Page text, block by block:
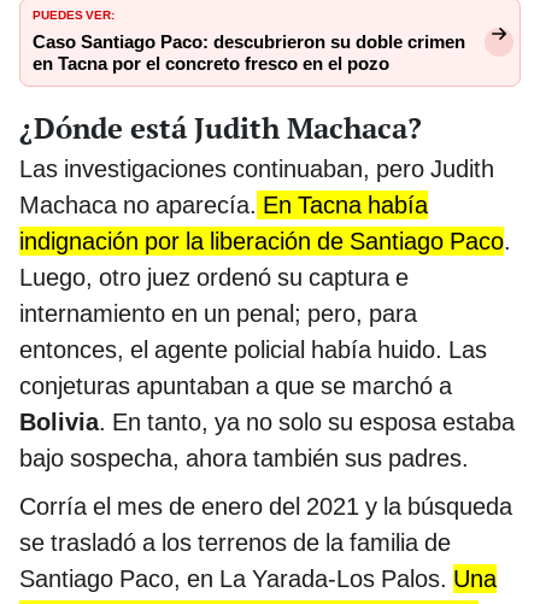
PUEDES VER:
Caso Santiago Paco: descubrieron su doble crimen
en Tacna por el concreto fresco en el pozo
¿Dónde está Judith Machaca?
Las investigaciones continuaban, pero Judith
Machaca no aparecía. En Tacna había
indignación por la liberación de Santiago Paco.
Luego, otro juez ordenó su captura e
internamiento en un penal; pero, para
entonces, el agente policial había huido. Las
conjeturas apuntaban a que se marchó a
Bolivia. En tanto, ya no solo su esposa estaba
bajo sospecha, ahora también sus padres.
Corría el mes de enero del 2021 y la búsqueda
se trasladó a los terrenos de la familia de
Santiago Paco, en La Yarada-Los Palos. Una